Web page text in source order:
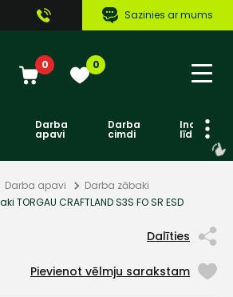
Sazinies ar mums
0 0
Darba
apavi
Darba
cimdi līdzekļi
Darba apavi
Darba zābaki
CRAFTLAND S3S FO SR ESD
Dalīties
Pievienot vēlmju sarakstam